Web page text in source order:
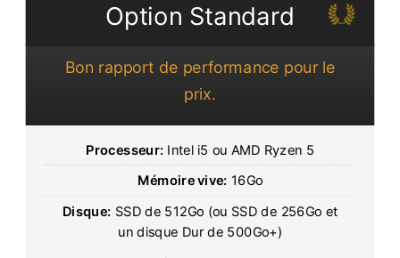
Option Standard
Bon rapport de performance pour le
prix.
Processeur: Intel i5 ou AMD Ryzen 5
Mémoire vive: 16Go
Disque: SSD de 512Go (ou SSD de 256Go et
un disque Dur de 500Go+)